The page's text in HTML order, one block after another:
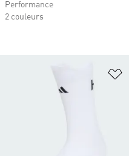
Performance
2 couleurs